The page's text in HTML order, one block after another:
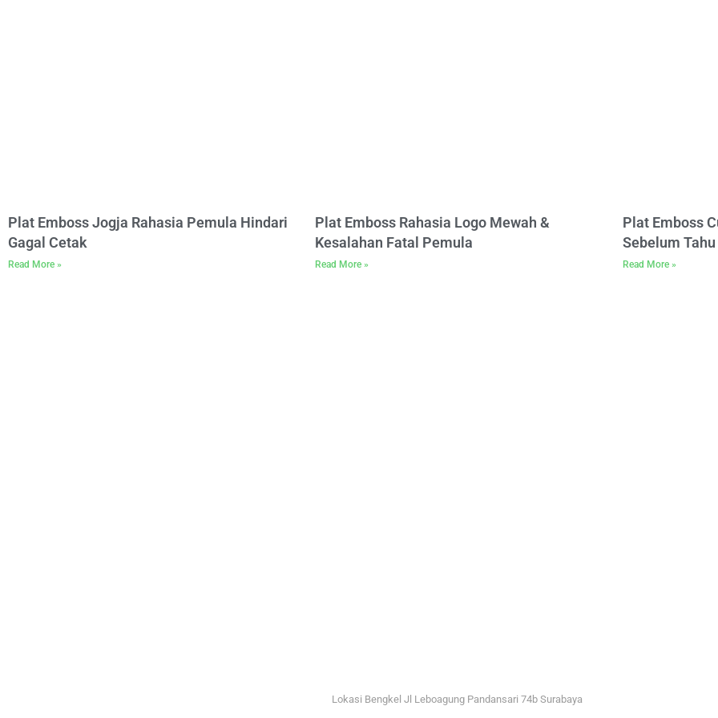
Plat Emboss Jogja Rahasia Pemula Hindari
Gagal Cetak
Read More »
Plat Emboss Rahasia Logo Mewah &
Kesalahan Fatal Pemula
Read More »
Plat Emboss
Sebelum
Read More »
Lokasi Bengkel Jl Leboagung Pandansari 74b Surabaya